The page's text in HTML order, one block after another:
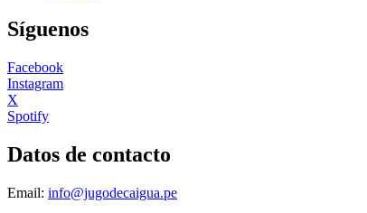
Síguenos
Facebook
Instagram
X
Spotify
Datos de contacto
Email: info@jugodecaigua.pe